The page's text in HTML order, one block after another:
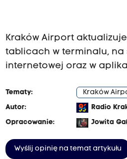
Kraków Airport
tablicach w terminalu, na
internetowej oraz w
Tematy:
Kraków
Autor:
Radio
Opracowanie:
Jowita
Wyślij opinię na temat artykułu